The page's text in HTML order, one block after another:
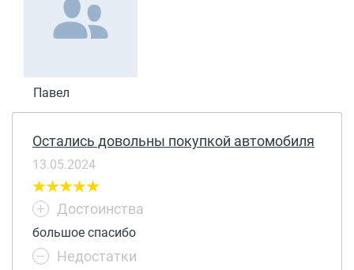
Павел
Остались довольны покупкой автомобиля
13.05.2024
Достоинства
большое спасибо
Недостатки